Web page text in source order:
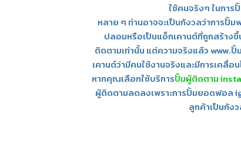
ใช้คนจริงๆ ในการ
หลาย ๆ ท่านอาจจะเป็นกังวลว่าการปั้
ปลอมหรือเป็นแอ็กเคานต์ที่ถูกสร้าง
ติดตามเท่านั้น แต่ความจริงแล้ว www.
เคานต์ว่ามีคนใช้งานจริงและมีการเคลื่อ
หากคุณเลือกใช้บริการปั้มผู้ติดตาม
ผู้ติดตามลดลงเพราะการปั้มยอดฟอล
ลูกค้าเป็นกัง